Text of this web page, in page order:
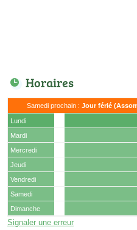
Horaires
Samedi prochain : Jour férié
Lundi
Mardi
Mercredi
Jeudi
Vendredi
Samedi
Dimanche
Signaler une erreur